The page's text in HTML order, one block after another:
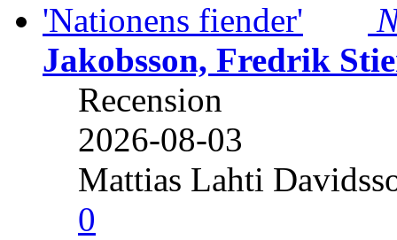
Jakobsson, Fredrik
Recension
2026-08-03
Mattias Lahti
0